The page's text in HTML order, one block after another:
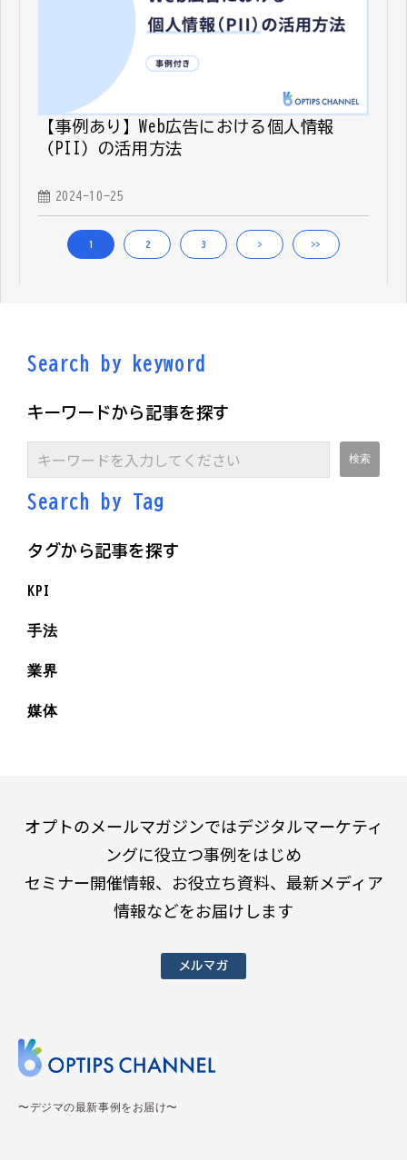
【事例あり】Web広告における個人情報
（PII）の活用方法
2024-10-25
1 2 3 > >>
Search by keyword
キーワードから記事を探す
Search by Tag
タグから記事を探す
KPI
手法
業界
媒体
オプトのメールマガジンではデジタルマーケティ
ングに役立つ事例をはじめ
セミナー開催情報、お役立ち資料、最新メディア
情報などをお届けします
メルマガ
〜デジマの最新事例をお届け〜